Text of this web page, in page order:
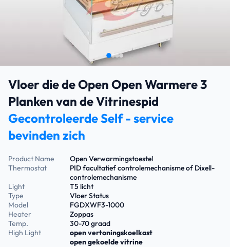
Vloer die de Open Open Warmere 3
Planken van de Vitrinespid
Gecontroleerde Self - service
bevinden zich
Product Name
Open Verwarmingstoestel
Thermostat
PID facultatief controlemechanisme of Dixell-
controlemechanisme
Light
T5 licht
Type
Vloer Status
Model
FGDXWF3-1000
Heater
Zoppas
Temp.
30-70 graad
High Light
open vertoningskoelkast
open gekoelde vitrine